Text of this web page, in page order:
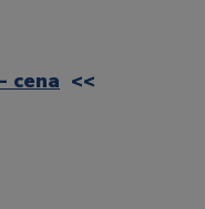
cena <<